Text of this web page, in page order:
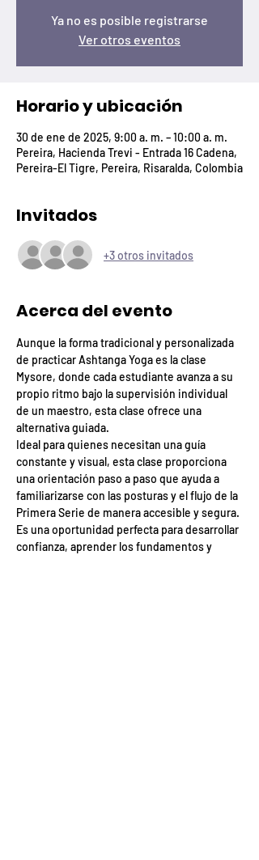
Ya no es posible registrarse
Ver otros eventos
Horario y ubicación
30 de ene de 2025, 9:00 a. m. – 10:00 a. m.
Pereira, Hacienda Trevi - Entrada 16 Cadena,
Pereira-El Tigre, Pereira, Risaralda, Colombia
Invitados
+3 otros invitados
Acerca del evento
Aunque la forma tradicional y personalizada
de practicar Ashtanga Yoga es la clase
Mysore, donde cada estudiante avanza a su
propio ritmo bajo la supervisión individual
de un maestro, esta clase ofrece una
alternativa guiada.
Ideal para quienes necesitan una guía
constante y visual, esta clase proporciona
una orientación paso a paso que ayuda a
familiarizarse con las posturas y el flujo de la
Primera Serie de manera accesible y segura.
Es una oportunidad perfecta para desarrollar
confianza, aprender los fundamentos y